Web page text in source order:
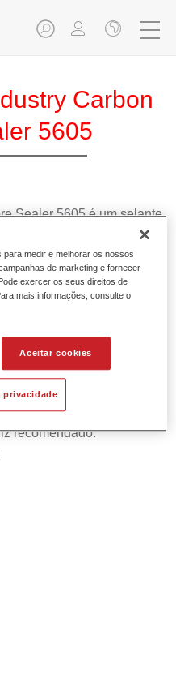
Carbon
5605
Sealer 5605 é um selante
desenvolvido para
de fibra de
com processos de
UV ótima é aconselhável
recomendado.
medir e melhorar os nossos
de marketing e fornecer
exercer os seus direitos de
mais informações, consulte o
Aceitar cookies
privacidade